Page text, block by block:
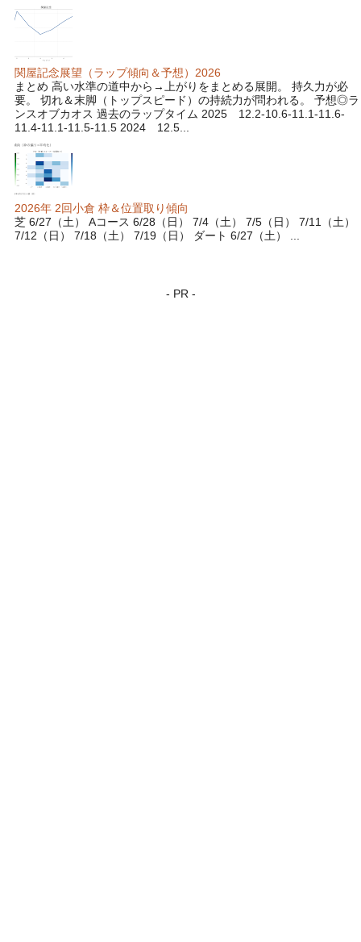
関屋記念展望（ラップ傾向＆予想）2026
まとめ 高い水準の道中から→上がりをまとめる展開。 持久力が必
要。 切れ＆末脚（トップスピード）の持続力が問われる。 予想◎ラ
ンスオブカオス 過去のラップタイム 2025 12.2-10.6-11.1-11.6-
11.4-11.1-11.5-11.5 2024 12.5...
2026年 2回小倉 枠＆位置取り傾向
芝 6/27（土） Aコース 6/28（日） 7/4（土） 7/5（日） 7/11（土）
7/12（日） 7/18（土） 7/19（日） ダート 6/27（土） ...
- PR -